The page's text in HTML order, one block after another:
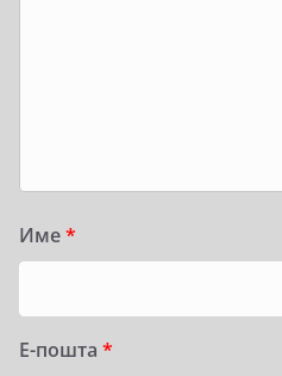
Име*
Е-пошта *